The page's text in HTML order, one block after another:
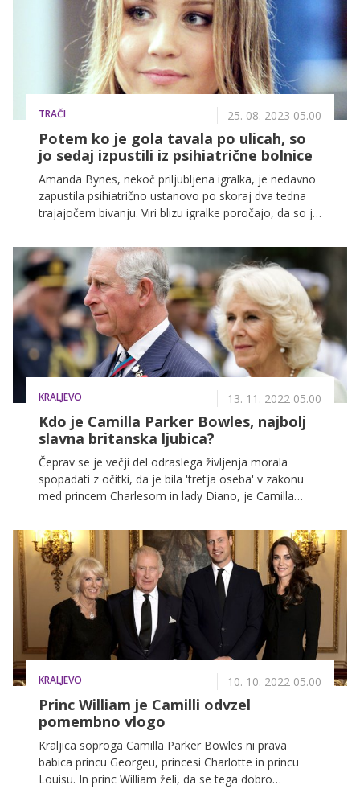
humanitarnem delu.
TRAČI 25. 08. 2023 05.00
Potem ko je gola tavala po ulicah, so
jo sedaj izpustili iz psihiatrične bolnice
Amanda Bynes, nekoč priljubljena igralka, je nedavno
zapustila psihiatrično ustanovo po skoraj dva tedna
trajajočem bivanju. Viri blizu igralke poročajo, da so jo
samostojno življenje in ji bodo zagotavljali nenehno
zdravstveno podporo.
KRALJEVO 13. 11. 2022 05.00
Kdo je Camilla Parker Bowles, najbolj
slavna britanska ljubica?
Čeprav se je večji del odraslega življenja morala
spopadati z očitki, da je bila 'tretja oseba' v zakonu
med princem Charlesom in lady Diano, je Camilla
resnici vstopila veliko pred princeso ljudskih src.
Zgodba o njenem ljubezenskem življenju je videti kot
fikcijska romantična povest, ki pa je na koncu
vendarle doživela srečen konec – leta 2005 se je
končno poročila z moškim, ki ga je njeno srce izbralo
že leta 1971, in s tem postala glavna kandidatka za
bodočo britansko kraljico.
KRALJEVO 10. 10. 2022 05.00
Princ William je Camilli odvzel
pomembno vlogo
Kraljica soproga Camilla Parker Bowles ni prava
babica princu Georgeu, princesi Charlotte in princu
Louisu. In princ William želi, da se tega dobro